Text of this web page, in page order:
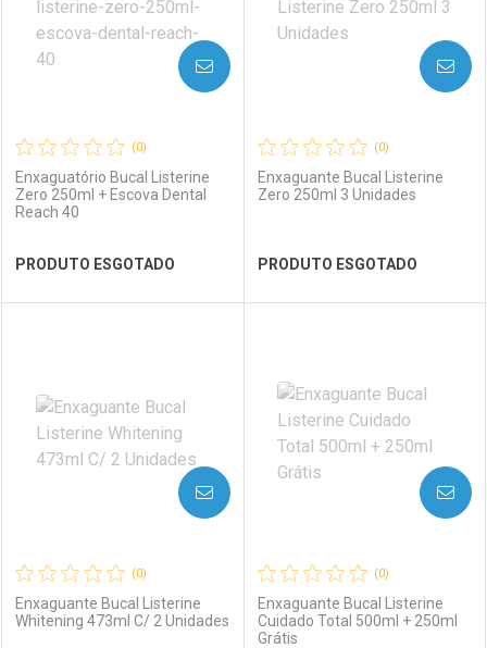
Ver Desconto Convênio Ver Desconto Convênio
(0)
Enxaguatório Bucal Listerine
Zero 250ml + Escova Dental
Reach 40
PRODUTO ESGOTADO
AVISE-ME
Laboratório
Por Menos
(0)
Enxaguante Bucal Listerine
Zero 250ml 3 Unidades
PRODUTO ESGOTADO
AVISE-ME
Laboratório
Por Menos
(0)
Enxaguante Bucal Listerine
Whitening 473ml C/ 2 Unidades
AVISE-ME
(0)
Enxaguante Bucal Listerine
Cuidado Total 500ml + 250ml
Grátis
AVISE-ME